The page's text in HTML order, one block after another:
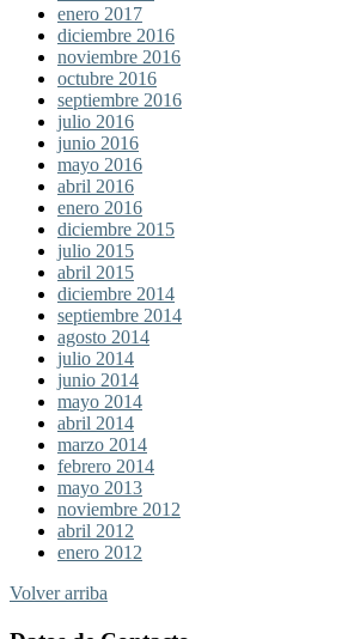
enero 2017
diciembre 2016
noviembre 2016
octubre 2016
septiembre 2016
julio 2016
junio 2016
mayo 2016
abril 2016
enero 2016
diciembre 2015
julio 2015
abril 2015
diciembre 2014
septiembre 2014
agosto 2014
julio 2014
junio 2014
mayo 2014
abril 2014
marzo 2014
febrero 2014
mayo 2013
noviembre 2012
abril 2012
enero 2012
Volver arriba